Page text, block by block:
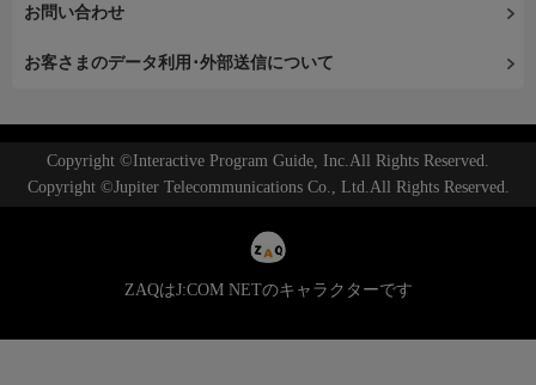
お問い合わせ
お客さまのデータ利用･外部送信について
Copyright ©Interactive Program Guide, Inc.All Rights Reserved.
Copyright ©Jupiter Telecommunications Co., Ltd.All Rights Reserved.
ZAQはJ:COM NETのキャラクターです